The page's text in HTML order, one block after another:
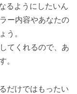
ようにしたいん
ー内容やあなたの
う。
てくれるので、あ
。
だけではもったい